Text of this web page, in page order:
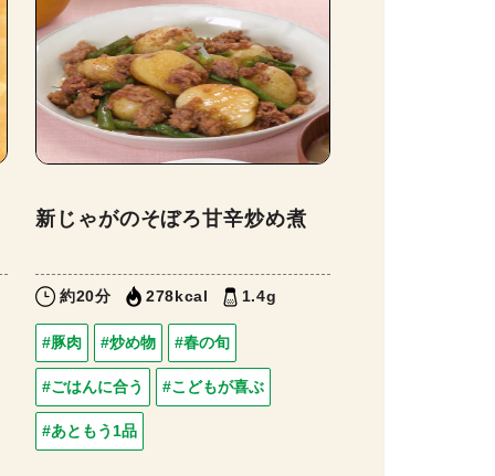
新じゃがのそぼろ甘辛炒め煮
約20分 278kcal 1.4g
#豚肉 #炒め物 #春の旬
#ごはんに合う #こどもが喜ぶ
#あともう1品